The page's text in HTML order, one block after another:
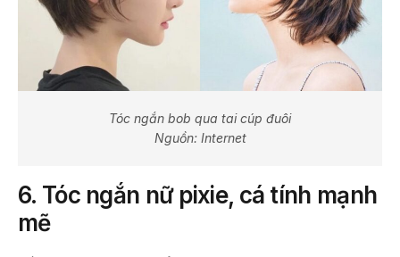
Tóc ngắn bob qua tai cúp đuôi
Nguồn: Internet
6. Tóc ngắn nữ pixie, cá tính mạnh
mẽ